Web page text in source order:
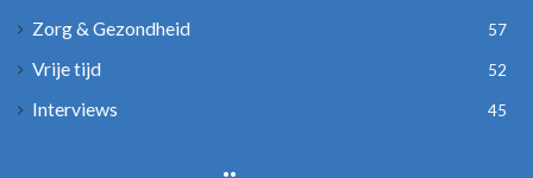
Zorg & Gezondheid 57
Vrije tijd 52
Interviews 45